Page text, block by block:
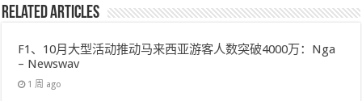
Related Articles
F1、10月大型活动推动马来西亚游客人数突破4000万：Nga
– Newswav
1 周 ago